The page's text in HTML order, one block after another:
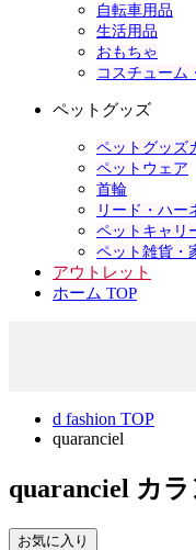
自転車用品
生活用品
おもちゃ
コスチューム
ペットグッズ
ペットグッズ
ペットウェア
首輪
リード・ハー
ペットキャリ
ペット雑貨・
アウトレット
ホーム TOP
d fashion TOP
quaranciel
quaranciel カ
お気に入り